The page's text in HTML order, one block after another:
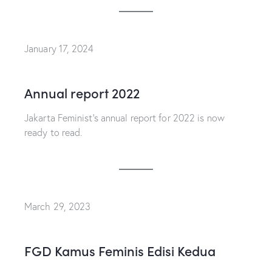
January 17, 2024
Annual report 2022
Jakarta Feminist’s annual report for 2022 is now
ready to read.
March 29, 2023
FGD Kamus Feminis Edisi Kedua